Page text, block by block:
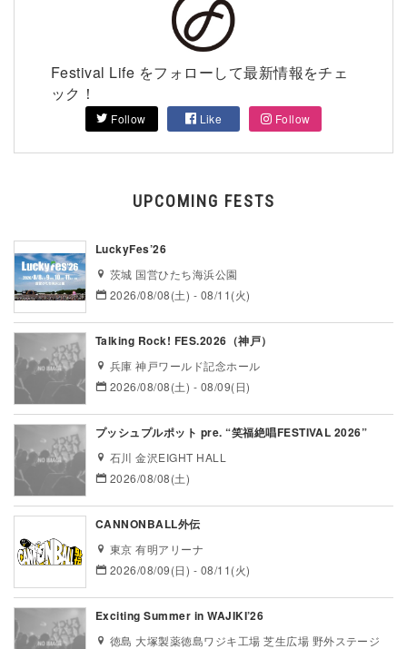
Festival Life をフォローして最新情報をチェ
ック！
Follow Like Follow
UPCOMING FESTS
LuckyFes’26
茨城 国営ひたち海浜公園
2026/08/08(土) - 08/11(火)
Talking Rock! FES.2026（神戸）
兵庫 神戸ワールド記念ホール
2026/08/08(土) - 08/09(日)
プッシュプルポット pre. “笑福絶唱FESTIVAL 2026”
石川 金沢EIGHT HALL
2026/08/08(土)
CANNONBALL外伝
東京 有明アリーナ
2026/08/09(日) - 08/11(火)
Exciting Summer in WAJIKI’26
徳島 大塚製薬徳島ワジキ工場 芝生広場 野外ステージ